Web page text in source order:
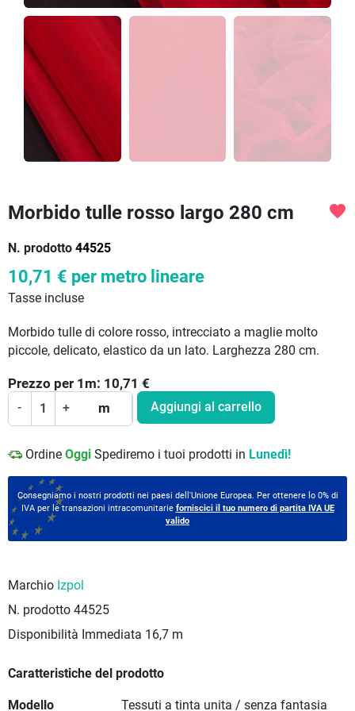
Morbido tulle rosso largo 280 cm
N. prodotto 44525
favorite
10,71 € per metro lineare
Tasse incluse
Morbido tulle di colore rosso, intrecciato a maglie molto
piccole, delicato, elastico da un lato. Larghezza 280 cm.
Prezzo per 1 m: 10,71 €
- + m Aggiungi al carrello
Ordine Oggi Spediremo i tuoi prodotti in Lunedì!
Consegniamo i nostri prodotti nei paesi dell'Unione Europea. Per ottenere lo 0% di
IVA per le transazioni intracomunitarie forniscici il tuo numero di partita IVA UE
valido
Marchio Izpol
N. prodotto 44525
Disponibilità Immediata 16,7 m
Caratteristiche del prodotto
Modello Tessuti a tinta unita / senza fantasia